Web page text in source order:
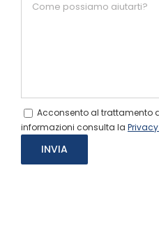
Acconsento al trattamento
informazioni consulta la